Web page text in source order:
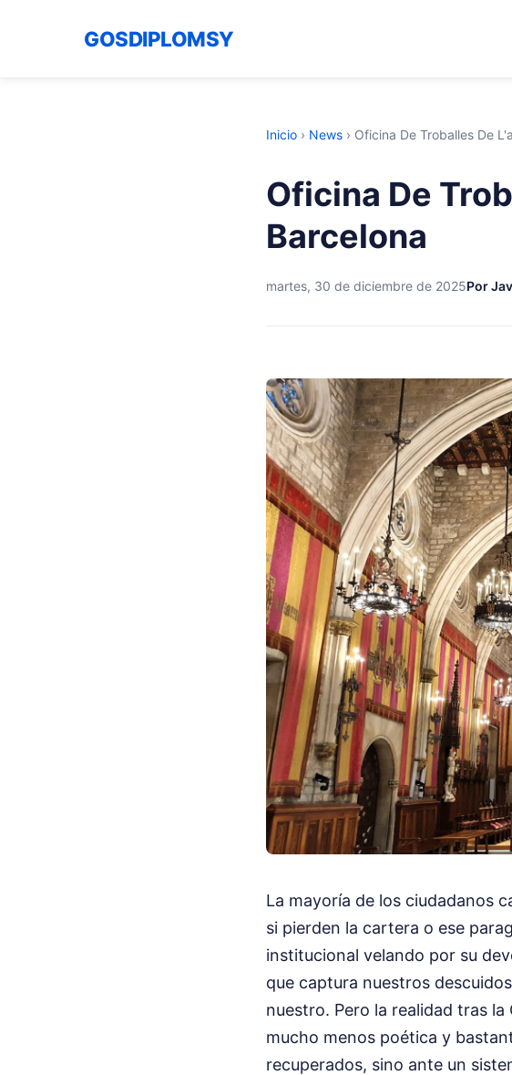
GOSDIPLOMSY
Inicio › News › Oficina De Troballes De
Oficina De
Barcelona
martes, 30 de diciembre de 2025Por
La mayoría de los ciudadanos
si pierden la cartera o ese
institucional velando por su
que captura nuestros
nuestro. Pero la realidad tras
mucho menos poética y
recuperados, sino ante un